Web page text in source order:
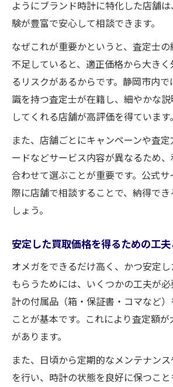
ようにブランド時計に特化した店舗
験が豊富で安心して相談できます。
なぜこれが重要かというと、査定士
不足していると、適正価格から大き
るリスクがあるからです。静岡市内
識を持つ査定士が在籍し、細やかな
してくれる店舗が高評価を得ています。
また、店舗ごとにキャンペーンや査
ードなどサービス内容が異なるため
合わせて選ぶことが重要です。公式
際に店舗で相談することで、納得で
しょう。
安定した買取価格を得るための工
オメガをできるだけ高く、かつ安定
もらうためには、いくつかの工夫が
計の付属品（箱・保証書・コマなど
ことが基本です。これにより査定額
があります。
また、日頃から定期的なメンテナン
を行い、時計の状態を良好に保つこ